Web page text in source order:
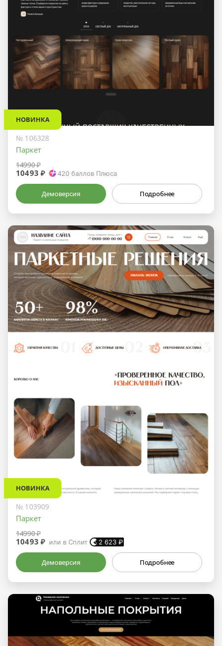
НОВИНКА
№ 106328
Паркет
14990 ₽
10493 ₽ 420 баллов Плюса
Демоверсия Подробнее
НОВИНКА
№ 103909
Паркет
14990 ₽
10493 ₽ или в Сплит 2 623 ₽
Демоверсия Подробнее